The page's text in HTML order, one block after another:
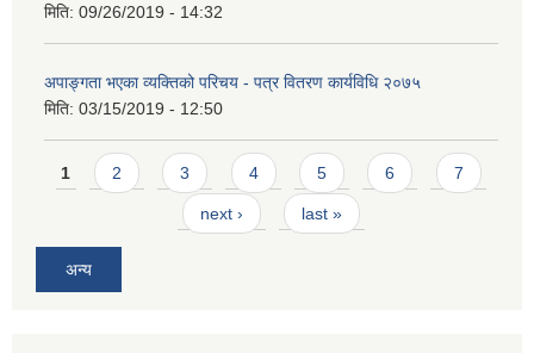
मिति: 09/26/2019 - 14:32
अपाङ्गता भएका व्यक्तिको परिचय - पत्र वितरण कार्यविधि २०७५
मिति: 03/15/2019 - 12:50
Pages
1 2 3 4 5 6 7
next › last »
अन्य